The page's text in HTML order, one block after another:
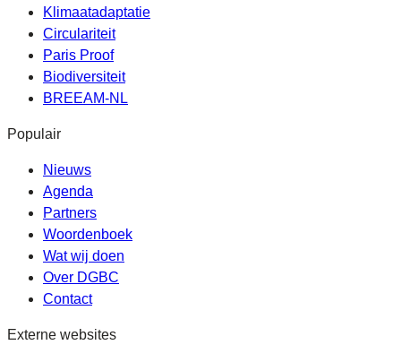
Klimaatadaptatie
Circulariteit
Paris Proof
Biodiversiteit
BREEAM-NL
Populair
Nieuws
Agenda
Partners
Woordenboek
Wat wij doen
Over DGBC
Contact
Externe websites